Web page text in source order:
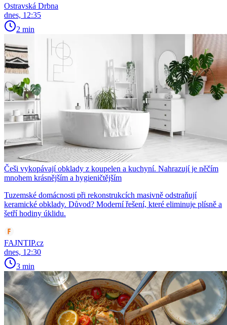
Ostravská Drbna
dnes, 12:35
2 min
Češi vykopávají obklady z koupelen a kuchyní. Nahrazují je něčím
mnohem krásnějším a hygieničtějším
Tuzemské domácnosti při rekonstrukcích masivně odstraňují
keramické obklady. Důvod? Moderní řešení, které eliminuje plísně a
šetří hodiny úklidu.
FAJNTIP.cz
dnes, 12:30
3 min